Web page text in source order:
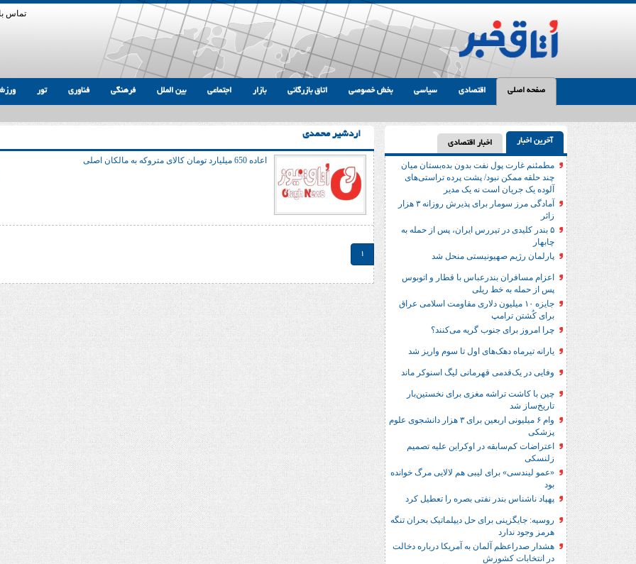
تماس
صفحه اصلی اقتصادی سیاسی بخش خصوصی اتاق بازرگانی بازار اجتماعی بین الملل فرهنگی فناوری تور
آخرین اخبار اخبار اقتصادی
مطمئنم غارت پول نفت بدون بده‌بستان میان
چند حلقه ممکن نبود/ پشت پرده تراستی‌‌های
آلوده یک جریان است نه یک مدیر
آمادگی مرز سومار برای پذیرش روزانه ۳ هزار
زائر
۵ بندر کلیدی در تیررس ایران، پس از حمله به
چابهار
پارلمان رژیم صهیونیستی منحل شد
اعزام مسافران بندرعباس با قطار و اتوبوس
پس از حمله به خط ریلی
جایزه ۱۰ میلیون دلاری مقاومت اسلامی عراق
برای کُشتن ترامپ
چرا امروز برای جنوب گریه می‌کنند؟
یارانه تیرماه دهک‌های اول تا سوم واریز شد
وفایی در یک‎‌قدمی قهرمانی لیگ اسنوکر ماند
چین با کاشت تراشه مغزی برای نخستین‌بار
تاریخ‌ساز شد
وام ۶ میلیونی اربعین برای ۳ هزار دانشجوی علوم
پزشکی
اعتراضات کم‌سابقه در اوکراین علیه تصمیم
زلنسکی
«عمو لیندسی» برای لیبی هم لالایی مرگ خوانده
بود
پهپاد ناشناس بندر نفتی بصره را تعطیل کرد
روسیه: جایگزینی برای حل‌ دیپلماتیک بحران تنگه
هرمز وجود ندارد
هشدار صدراعظم آلمان به آمریکا درباره دخالت
در انتخابات کشورش
اردشیر محمدی
اعاده 650 میلیارد تومان کالای متروکه به مالکان اصلی
1